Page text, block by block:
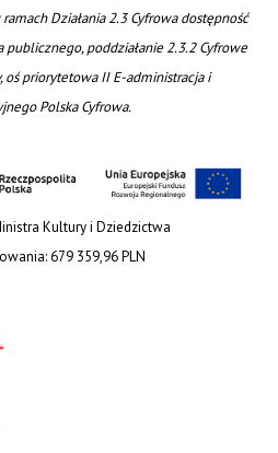
Działania 2.3 Cyfrowa dostępność
poddziałanie 2.3.2 Cyfrowe
priorytetowa II E-administracja i
Polska Cyfrowa.
Kultury i Dziedzictwa
679 359,96 PLN